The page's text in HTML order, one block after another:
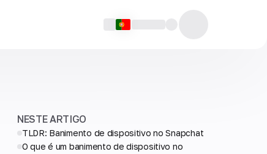
NESTE ARTIGO
TLDR: Banimento de dispositivo no Snapchat
O que é um banimento de dispositivo no